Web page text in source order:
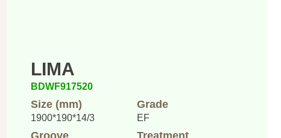
LIMA
BDWF917520
Size (mm)
1900*190*14/3
Grade
EF